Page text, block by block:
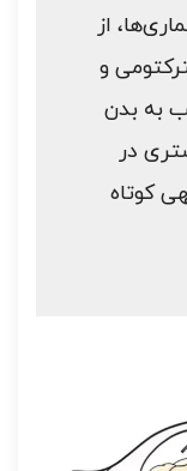
از
و
به بدن
در
کوتاه